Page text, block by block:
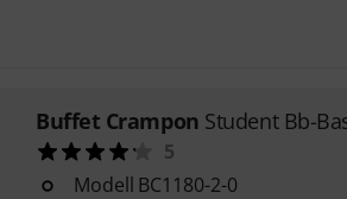
Buffet Crampon Student Bb-
5
Modell BC1180-2-0